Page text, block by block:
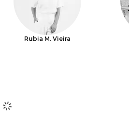
Rubia M. Vieira